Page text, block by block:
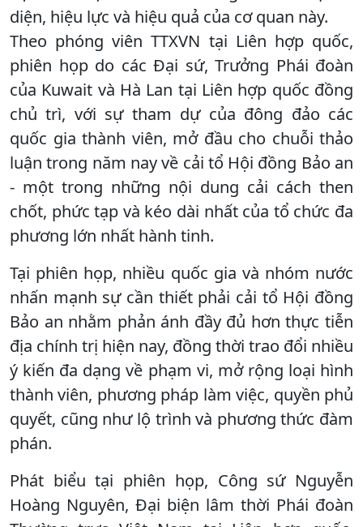
diện, hiệu lực và hiệu quả của cơ quan này.
Theo phóng viên TTXVN tại Liên hợp quốc,
phiên họp do các Đại sứ, Trưởng Phái đoàn
của Kuwait và Hà Lan tại Liên hợp quốc đồng
chủ trì, với sự tham dự của đông đảo các
quốc gia thành viên, mở đầu cho chuỗi thảo
luận trong năm nay về cải tổ Hội đồng Bảo an
- một trong những nội dung cải cách then
chốt, phức tạp và kéo dài nhất của tổ chức đa
phương lớn nhất hành tinh.
Tại phiên họp, nhiều quốc gia và nhóm nước
nhấn mạnh sự cần thiết phải cải tổ Hội đồng
Bảo an nhằm phản ánh đầy đủ hơn thực tiễn
địa chính trị hiện nay, đồng thời trao đổi nhiều
ý kiến đa dạng về phạm vi, mở rộng loại hình
thành viên, phương pháp làm việc, quyền phủ
quyết, cũng như lộ trình và phương thức đàm
phán.
Phát biểu tại phiên họp, Công sứ Nguyễn
Hoàng Nguyên, Đại biện lâm thời Phái đoàn